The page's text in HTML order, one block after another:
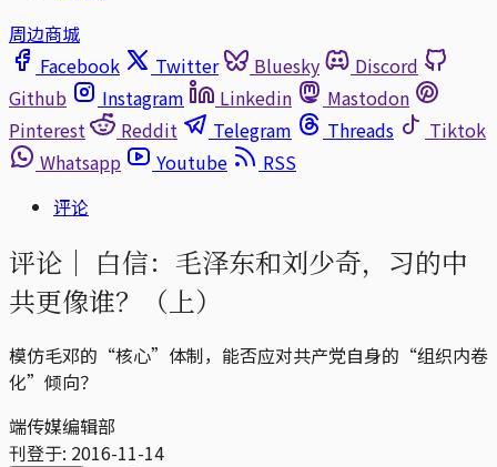
周边商城
Facebook
Twitter Bluesky
Discord
Github
Instagram Linkedin
Mastodon
Pinterest
Reddit Telegram Threads
Tiktok
Whatsapp
Youtube
RSS
评论
评论｜ 白信：毛泽东和刘少奇，习的中
共更像谁？（上）
模仿毛邓的“核心”体制，能否应对共产党自身的“组织内卷
化”倾向？
端传媒编辑部
刊登于: 2016-11-14